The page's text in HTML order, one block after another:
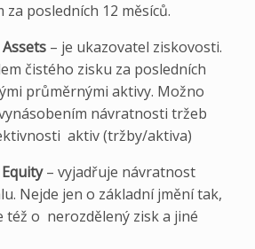
posledních 12 měsíců.
– je ukazovatel ziskovosti.
čistého zisku za posledních
průměrnými aktivy. Možno
návratnosti tržeb
aktiv (tržby/aktiva)
– vyjadřuje návratnost
Nejde jen o základní jmění tak,
též o nerozdělený zisk a jiné